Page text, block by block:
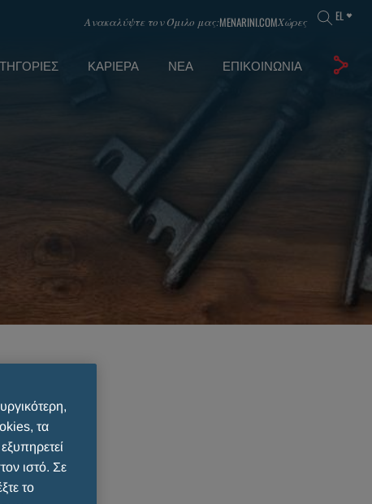
Ανακαλύψτε τον Όμιλο μας:MENARINI.COMΧώρες EL
ΚΑΡΙΈΡΑ ΝΈΑ ΕΠΙΚΟΙΝΩΝΊΑ
τα
ιστό. Σε
το